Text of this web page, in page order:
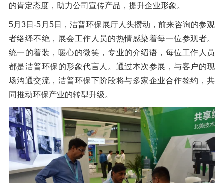
的肯定态度，助力公司宣传产品，提升企业形象。
5月3日-5月5日，洁普环保展厅人头攒动，前来咨询的参观
者络绎不绝，展会工作人员的热情感染着每一位参观者。
统一的着装，暖心的微笑，专业的介绍语，每位工作人员
都是洁普环保的形象代言人。通过本次参展，与客户的现
场沟通交流，洁普环保下阶段将与多家企业合作签约，共
同推动环保产业的转型升级。